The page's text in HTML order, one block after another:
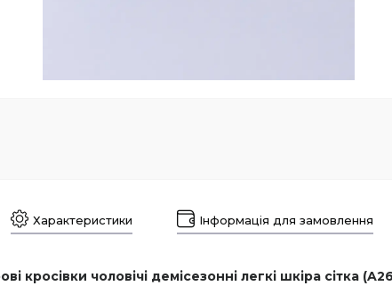
Характеристики Інформація для замовлення
кросівки чоловічі демісезонні легкі шкіра сітка